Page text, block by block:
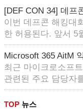
[DEF CON 34] 데프
이번 데프콘 해킹대
한 허용된다. 앞서 5
Microsoft 365 AitM
최근 마이크로소프
관련된 주요 담당자
TOP 뉴스